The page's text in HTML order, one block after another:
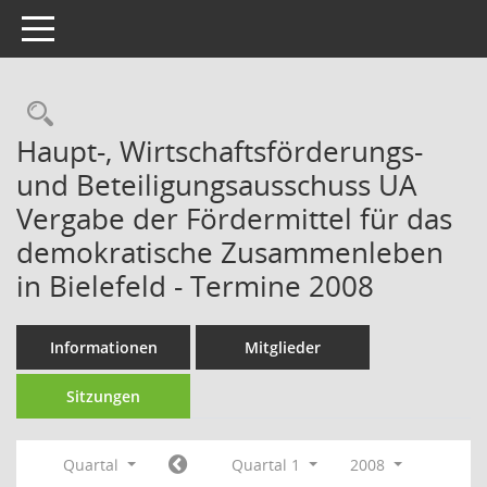
Toggle navigation
Rechercheauswahl
Haupt-, Wirtschaftsförderungs-
und Beteiligungsausschuss UA
Vergabe der Fördermittel für das
demokratische Zusammenleben
in Bielefeld - Termine 2008
Informationen Mitglieder
Sitzungen
Quartal Quartal 1
2008